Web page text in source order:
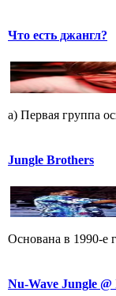
Что есть джангл?
a) Пеpвая гpyппа
Jungle Brothers
Основана в 1990-е
Nu-Wave Jungle